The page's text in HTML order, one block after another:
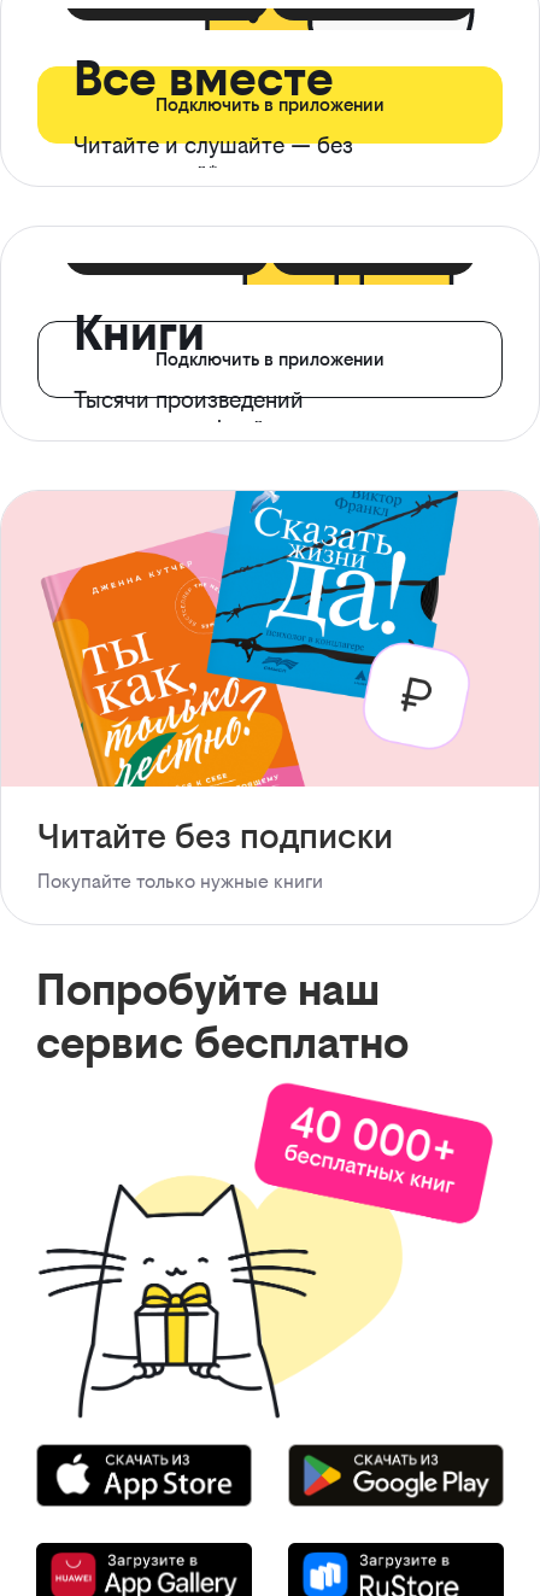
Все вместе
Читайте и слушайте — без
ограничений*
Подключить в приложении
Книги
Тысячи произведений
с доступом офлайн
Подключить в приложении
Читайте без подписки
Покупайте только нужные книги
Попробуйте наш
сервис бесплатно